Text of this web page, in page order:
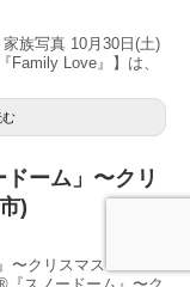
族写真 10月30日(土)
Family Love』】は、
ーム」〜クリ
)
クリスマス〜 2024